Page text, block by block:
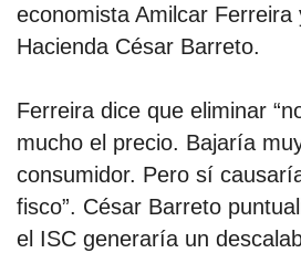
por formato
scrolls
economista Amilcar
Hacienda César Barreto.
Ferreira dice que eliminar
mucho el precio. Bajaría
consumidor. Pero sí
fisco”. César Barreto
el ISC generaría un